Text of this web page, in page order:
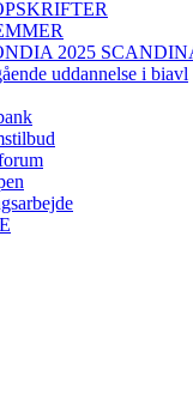
2025
uddannelse i biavl